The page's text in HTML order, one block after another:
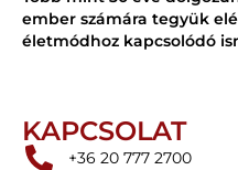
ember számára tegyük
életmódhoz kapcsolódó
KAPCSOLAT
+36 20 777 2700